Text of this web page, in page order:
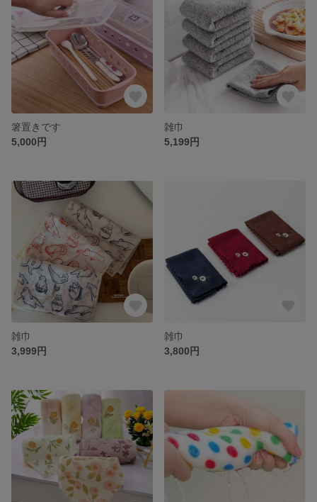
箸置きです
5,000円
雑巾
5,199円
雑巾
3,999円
雑巾
3,800円